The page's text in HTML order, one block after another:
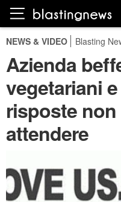
NEWS & VIDEO Blasting
Azienda
vegetariani
risposte
attendere